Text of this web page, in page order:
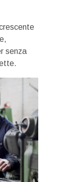
senza